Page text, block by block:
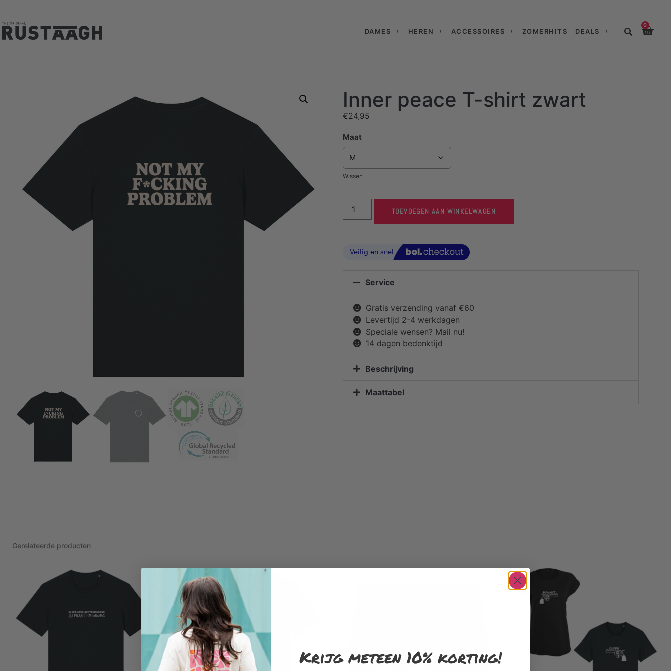
DAMES HEREN ACCESSOIRES ZOMERHITS DEALS
0
Inner peace T-shirt zwart
€24,95
Maat
Wissen
TOEVOEGEN AAN WINKELWAGEN
Service
Gratis verzending vanaf €60
Levertijd 2-4 werkdagen
Speciale wensen? Mail nu!
14 dagen bedenktijd
Beschrijving
Maattabel
Gerelateerde producten
Krijg meteen 10% korting!